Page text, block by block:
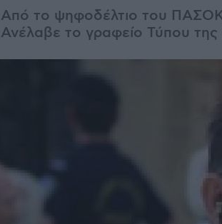
Από το ψηφοδέλτιο του
Ανέλαβε το γραφείο Τύπου